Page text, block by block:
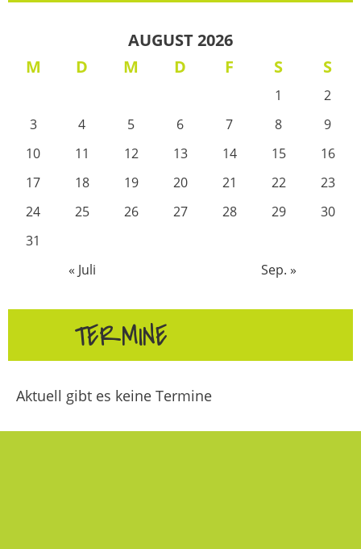
AUGUST 2026
M
D M D F S S
1
2
3
4 5 6 7 8
9
10
11 12 13 14 15
16
17
18 19 20 21 22
23
24
25 26 27 28 29
30
31
« Juli
Sep. »
TERMINE
Aktuell gibt es keine Termine